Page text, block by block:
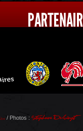
/ Photos :